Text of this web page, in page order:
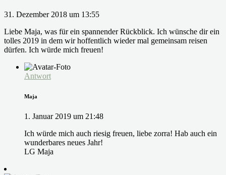
31. Dezember 2018 um 13:55
Liebe Maja, was für ein spannender Rückblick. Ich wünsche dir ein
tolles 2019 in dem wir hoffentlich wieder mal gemeinsam reisen
dürfen. Ich würde mich freuen!
Antwort
Maja
1. Januar 2019 um 21:48
Ich würde mich auch riesig freuen, liebe zorra! Hab auch ein
wunderbares neues Jahr!
LG Maja